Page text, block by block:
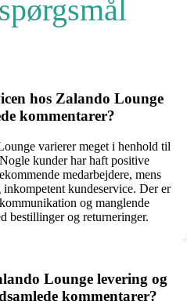
hos Zalando Lounge
kommentarer?
varierer meget i henhold til
kunder har haft positive
medarbejdere, mens
kundeservice. Der er
og manglende
bestillinger og returneringer.
Lounge levering og
kommentarer?